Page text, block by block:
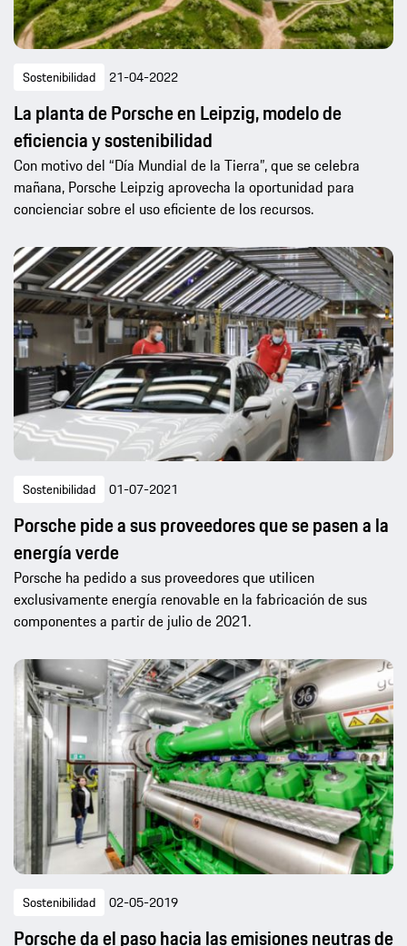
Sostenibilidad 21-04-2022
La planta de Porsche en Leipzig, modelo de
eficiencia y sostenibilidad
Con motivo del “Día Mundial de la Tierra”, que se celebra
mañana, Porsche Leipzig aprovecha la oportunidad para
concienciar sobre el uso eficiente de los recursos.
Sostenibilidad 01-07-2021
Porsche pide a sus proveedores que se pasen a la
energía verde
Porsche ha pedido a sus proveedores que utilicen
exclusivamente energía renovable en la fabricación de sus
componentes a partir de julio de 2021.
Sostenibilidad 02-05-2019
Porsche da el paso hacia las emisiones neutras de